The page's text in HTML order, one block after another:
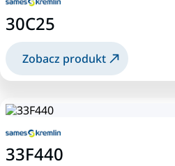
30C25
Zobacz produkt
33F440